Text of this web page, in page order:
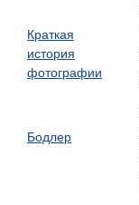
Краткая
история
фотографии
Бодлер